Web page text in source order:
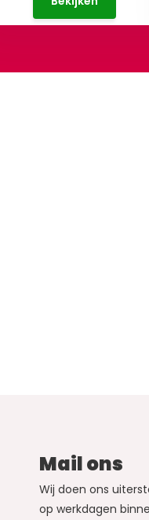
Mail ons
Wij doen ons
op werkdagen